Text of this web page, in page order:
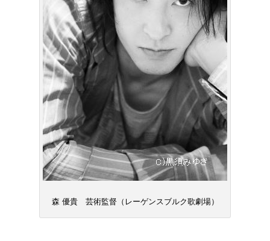
森 優貴 芸術監督（レーゲンスブルク歌劇場）